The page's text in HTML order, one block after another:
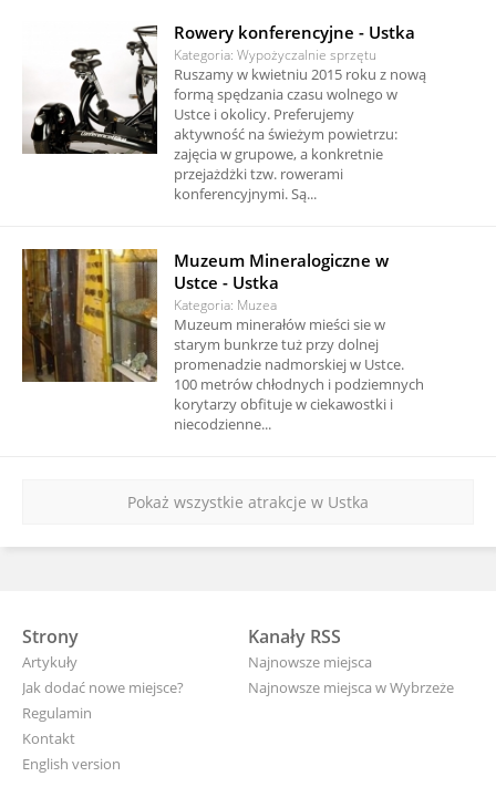
Rowery konferencyjne - Ustka
Kategoria: Wypożyczalnie sprzętu
Ruszamy w kwietniu 2015 roku z nową
formą spędzania czasu wolnego w
Ustce i okolicy. Preferujemy
aktywność na świeżym powietrzu:
zajęcia w grupowe, a konkretnie
przejażdżki tzw. rowerami
konferencyjnymi. Są...
Muzeum Mineralogiczne w
Ustce - Ustka
Kategoria: Muzea
Muzeum minerałów mieści sie w
starym bunkrze tuż przy dolnej
promenadzie nadmorskiej w Ustce.
100 metrów chłodnych i podziemnych
korytarzy obfituje w ciekawostki i
niecodzienne...
Pokaż wszystkie atrakcje w Ustka
Strony
Artykuły
Jak dodać nowe miejsce?
Regulamin
Kontakt
English version
Kanały RSS
Najnowsze miejsca
Najnowsze miejsca w Wybrzeże